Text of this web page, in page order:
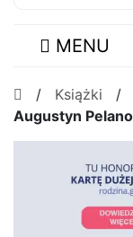
MENU
/ Książki /
Augustyn